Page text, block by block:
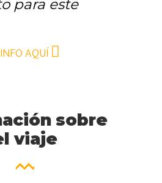
para este
AQUÍ
sobre
viaje